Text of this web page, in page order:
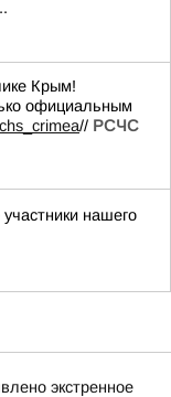
Крым!
официальным
// РСЧС
нашего
экстренное